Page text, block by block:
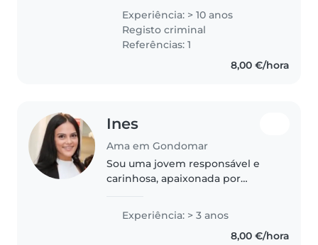
tinha uma deficiencia usava uma
bota ortopedica ,tinha que ter
paciencia e carinho para por a
bota..
Experiência: > 10 anos
Registo criminal
Referências: 1
8,00 €/hora
Ines
Ama em Gondomar
Sou uma jovem responsável e
carinhosa, apaixonada por
anos de experiência como ama,
principalmente com crianças em
idade de pré-escolar. Sou
Experiência: > 3 anos
8,00 €/hora